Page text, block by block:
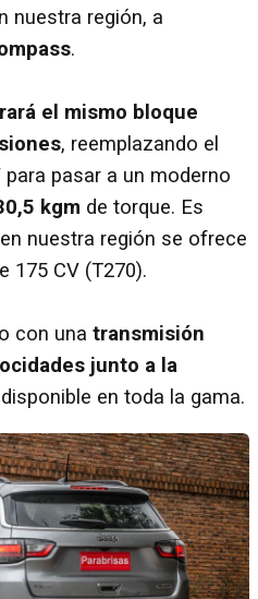
nuestra región, a
.
el mismo bloque
, reemplazando el
pasar a un moderno
kgm de torque. Es
nuestra región se ofrece
175 CV (T270).
con una transmisión
junto a la
en toda la gama.